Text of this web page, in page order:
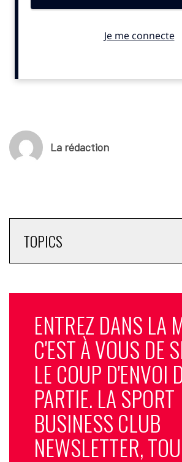
Snapchat et RWS avait déjà collaboré à
lentilles interactives et à des
leur siège» explique Ashley Moje
La rédaction
TOPICS
ENTREZ DANS LA
C'EST À VOUS DE
LE COUP D'ENVOI
PARTIE. LA SPORT
BUSINESS CLUB
NEWSLETTER,